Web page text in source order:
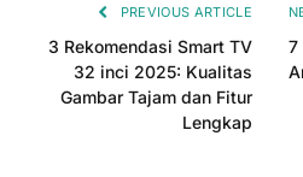
PREVIOUS ARTICLE
3 Rekomendasi Smart TV
32 inci 2025: Kualitas
Gambar Tajam dan Fitur
Lengkap
7